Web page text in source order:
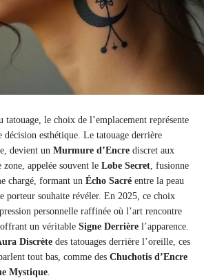
tatouage, le choix de l’emplacement représente
décision esthétique. Le tatouage derrière
devient un Murmure d’Encre discret aux
zone, appelée souvent le Lobe Secret , fusionne
chargé, formant un Écho Sacré entre la peau
porteur souhaite révéler. En 2025, ce choix
personnelle raffinée où l’art rencontre
un véritable Signe Derrière l’apparence.
Discrète des tatouages derrière l’oreille, ces
tout bas, comme des Chuchotis d’Encre
Mystique